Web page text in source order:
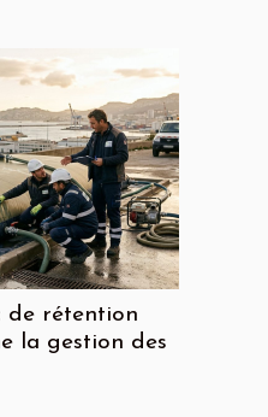
de rétention
la gestion des